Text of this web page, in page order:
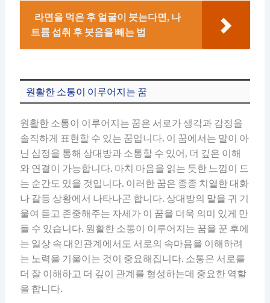
라면을 먹은 후 얼굴이 붓는다면, 나
트륨 섭취 후 붓음을 빼는 법
원활한 소통이 이루어지는 꿈
원활한 소통이 이루어지는 꿈은 서로가 생각과 감정을
솔직하게 표현할 수 있는 꿈입니다. 이 꿈에서는 말이 아
닌 심정을 통해 상대방과 소통할 수 있어, 더 깊은 이해
와 연결이 가능합니다. 마치 마음을 읽는 듯한 느낌이 드
는 순간도 있을 것입니다. 이러한 꿈은 종종 치열한 대화
나 갈등 상황에서 나타나곤 합니다. 상대방의 말을 귀 기
울여 듣고 존중해주는 자세가 이 꿈을 더욱 의미 있게 만
들 수 있습니다. 원활한 소통이 이루어지는 꿈을 꾼 후에
는 일상 속 대인관계에서도 서로의 속마음을 이해하려
는 노력을 기울이는 것이 중요해집니다. 소통은 서로를
더 잘 이해하고 더 깊이 관계를 형성하는데 중요한 역할
을 합니다.